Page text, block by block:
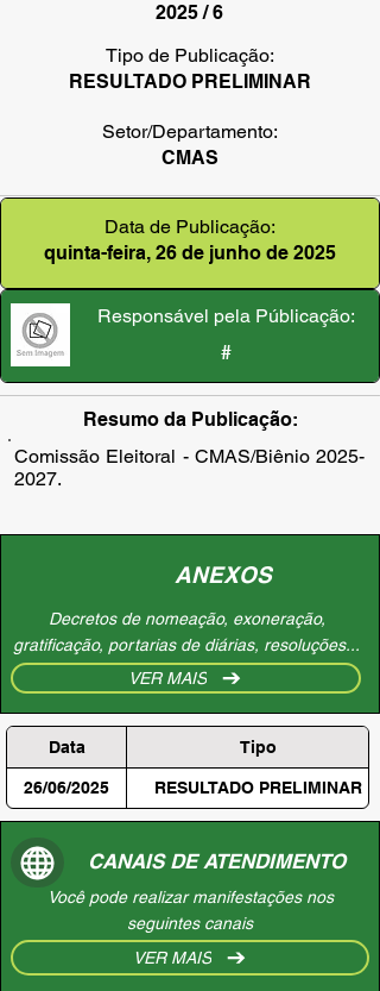
2025 / 6
Tipo de Publicação:
RESULTADO PRELIMINAR
Setor/Departamento:
CMAS
Data de Publicação:
quinta-feira, 26 de junho de 2025
Responsável pela Públicação:
#
Resumo da Publicação:
Comissão Eleitoral - CMAS/Biênio 2025-
2027.
ANEXOS
Decretos de nomeação, exoneração,
gratificação, portarias de diárias, resoluções...
VER MAIS
Data Tipo
26/06/2025 RESULTADO PRELIMINAR
CANAIS DE ATENDIMENTO
Você pode realizar manifestações nos
seguintes canais
VER MAIS